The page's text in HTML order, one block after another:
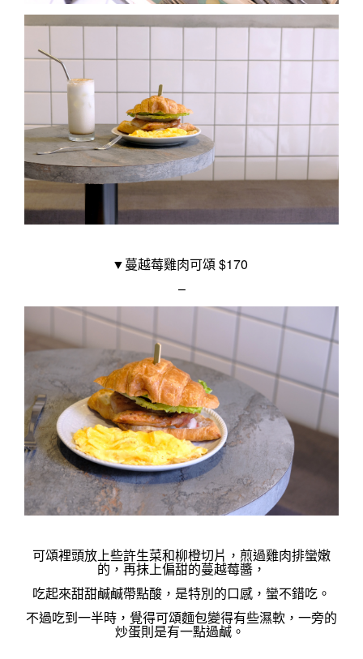
▼蔓越莓雞肉可頌 $170
–
可頌裡頭放上些許生菜和柳橙切片，煎過雞肉排蠻嫩
的，再抹上偏甜的蔓越莓醬，
吃起來甜甜鹹鹹帶點酸，是特別的口感，蠻不錯吃。
不過吃到一半時，覺得可頌麵包變得有些濕軟， 一旁的
炒蛋則是有一點過鹹 。